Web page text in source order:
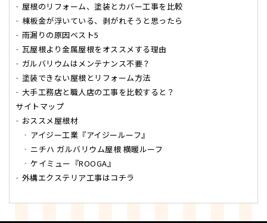
屋根のリフォーム、塗装とカバー工事を比較
棟板金が浮いている、剥がれそうと思ったら
雨漏りの原因ベスト5
瓦屋根より金属屋根をオススメする理由
ガルバリウムはメンテナンス不要？
塗装できない屋根とリフォーム方法
大手工務店と職人店の工事を比較すると？
サイトマップ
おススメ屋根材
アイジー工業『アイジールーフ』
ニチハ ガルバリウム屋根 横暖ルーフ
ケイミュー『ROOGA』
外構エクステリア工事はコチラ